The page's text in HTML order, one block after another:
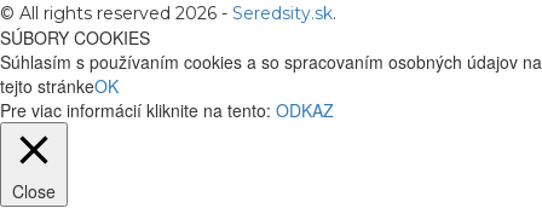
© All rights reserved 2026 - Seredsity.sk.
SÚBORY COOKIES
Súhlasím s používaním cookies a so spracovaním osobných údajov na
tejto stránkeOK
Pre viac informácií kliknite na tento: ODKAZ
Close